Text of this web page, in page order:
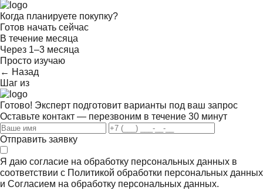
Когда планируете покупку?
Готов начать сейчас
В течение месяца
Через 1–3 месяца
Просто изучаю
← Назад
Шаг из
Готово! Эксперт подготовит варианты под ваш запрос
Оставьте контакт — перезвоним в течение 30 минут
Отправить заявку
Я даю согласие на обработку персональных данных в
соответствии с Политикой обработки персональных данных
и Согласием на обработку персональных данных.